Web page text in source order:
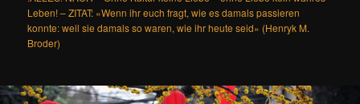
Leben! – ZITAT: «Wenn ihr euch fragt, wie es damals passieren
konnte: weil sie damals so waren, wie ihr heute seid» (Henryk M.
Broder)